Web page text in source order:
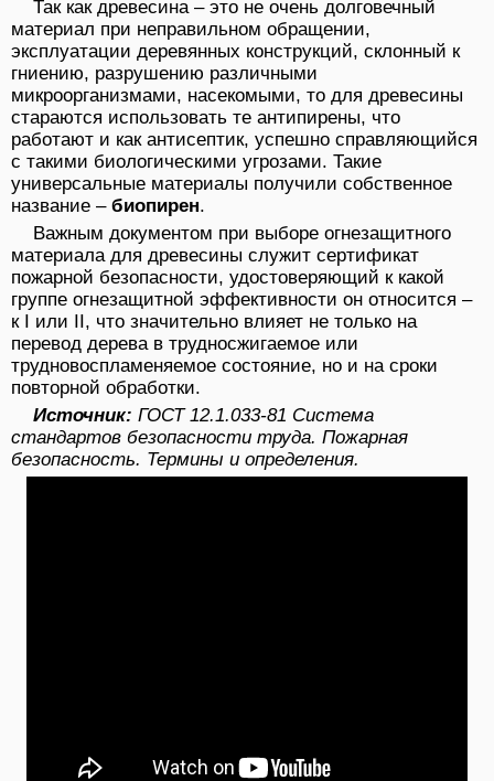
Так как древесина – это не очень долговечный
материал при неправильном обращении,
эксплуатации деревянных конструкций, склонный к
гниению, разрушению различными
микроорганизмами, насекомыми, то для древесины
стараются использовать те антипирены, что
работают и как антисептик, успешно справляющийся
с такими биологическими угрозами. Такие
универсальные материалы получили собственное
название – биопирен.
Важным документом при выборе огнезащитного
материала для древесины служит сертификат
пожарной безопасности, удостоверяющий к какой
группе огнезащитной эффективности он относится –
к I или II, что значительно влияет не только на
перевод дерева в трудносжигаемое или
трудновоспламеняемое состояние, но и на сроки
повторной обработки.
Источник: ГОСТ 12.1.033-81 Система
стандартов безопасности труда. Пожарная
безопасность. Термины и определения.